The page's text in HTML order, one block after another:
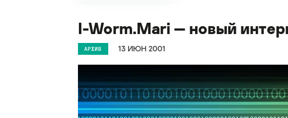
I-Worm.Mari — новый
АРХИВ 13 ИЮН 2001